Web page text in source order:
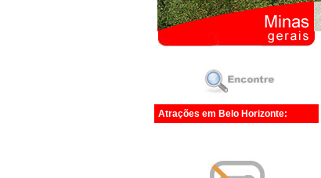
Atrações em Belo Horizonte: